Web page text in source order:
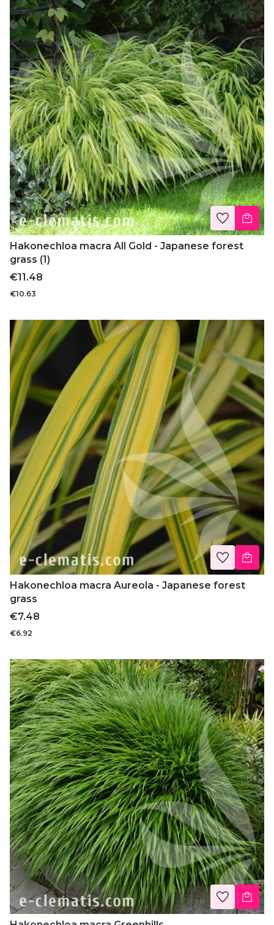
Hakonechloa macra All Gold - Japanese forest
grass (1)
Price
€11.48
€10.63
Hakonechloa macra Aureola - Japanese forest
grass
Price
€7.48
€6.92